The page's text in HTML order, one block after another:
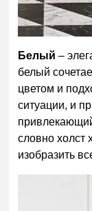
Белый –
белый
цветом и
ситуации, и
словно холст
изобразить